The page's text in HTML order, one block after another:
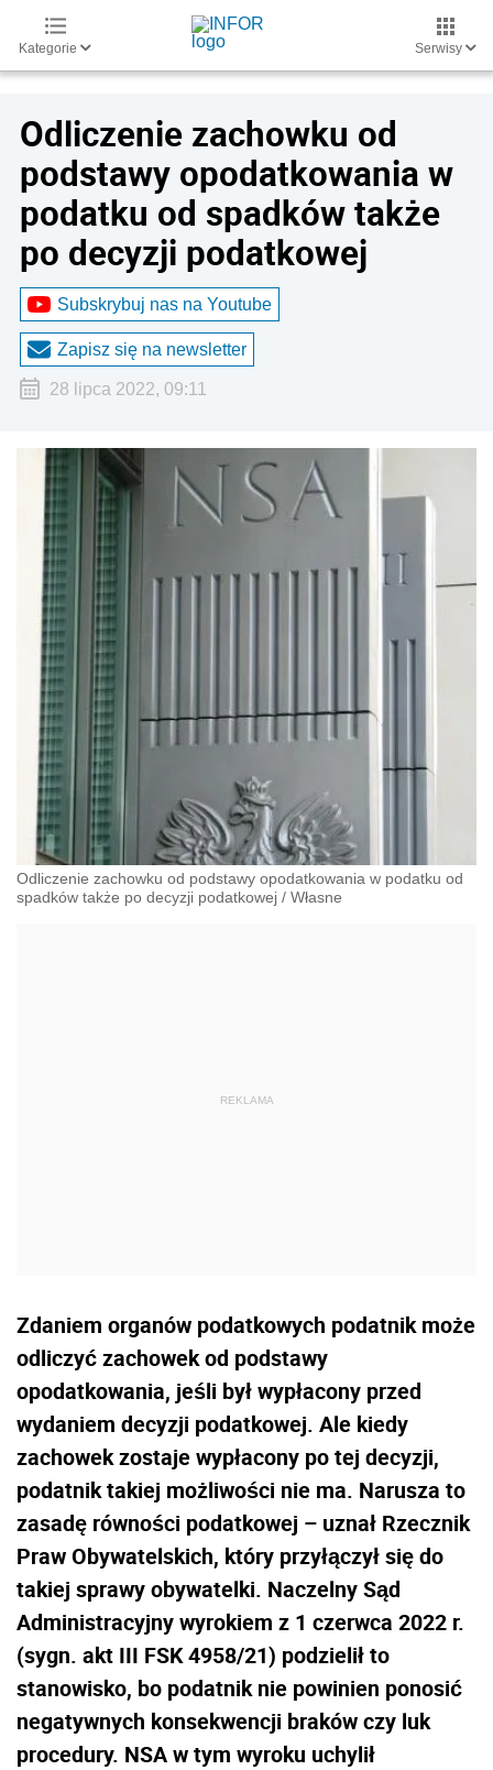
Kategorie Serwisy
Odliczenie zachowku od
podstawy opodatkowania w
podatku od spadków także
po decyzji podatkowej
Subskrybuj nas na Youtube
Zapisz się na newsletter
28 lipca 2022, 09:11
Odliczenie zachowku od podstawy opodatkowania w podatku od
spadków także po decyzji podatkowej / Własne
Zdaniem organów podatkowych podatnik może
odliczyć zachowek od podstawy
opodatkowania, jeśli był wypłacony przed
wydaniem decyzji podatkowej. Ale kiedy
zachowek zostaje wypłacony po tej decyzji,
podatnik takiej możliwości nie ma. Narusza to
zasadę równości podatkowej – uznał Rzecznik
Praw Obywatelskich, który przyłączył się do
takiej sprawy obywatelki. Naczelny Sąd
Administracyjny wyrokiem z 1 czerwca 2022 r.
(sygn. akt III FSK 4958/21) podzielił to
stanowisko, bo podatnik nie powinien ponosić
negatywnych konsekwencji braków czy luk
procedury. NSA w tym wyroku uchylił